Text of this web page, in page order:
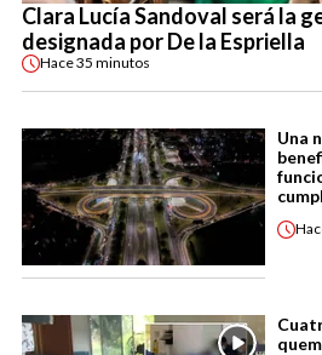
Clara Lucía Sandoval será la
designada por De la Espriella
Hace35 minutos
Una